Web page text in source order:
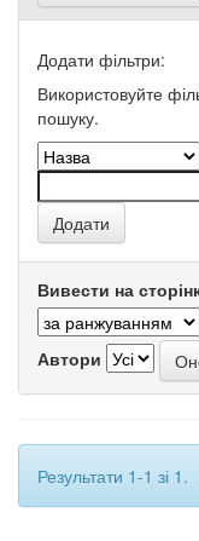
Додати фільтри:
Використовуйте
пошуку.
Вивести на
Автори
Результати 1-1 зі 1.